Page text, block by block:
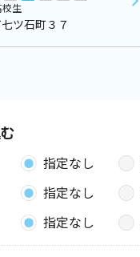
生
ツ石町３７
指定なし
指定なし
指定なし